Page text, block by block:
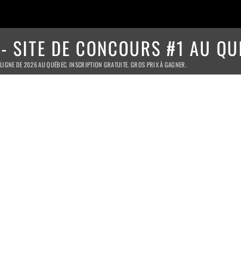
DE CONCOURS #1 AU
DE 2026 AU QUÉBEC. INSCRIPTION GRATUITE. GROS PRIX À GAGNER.